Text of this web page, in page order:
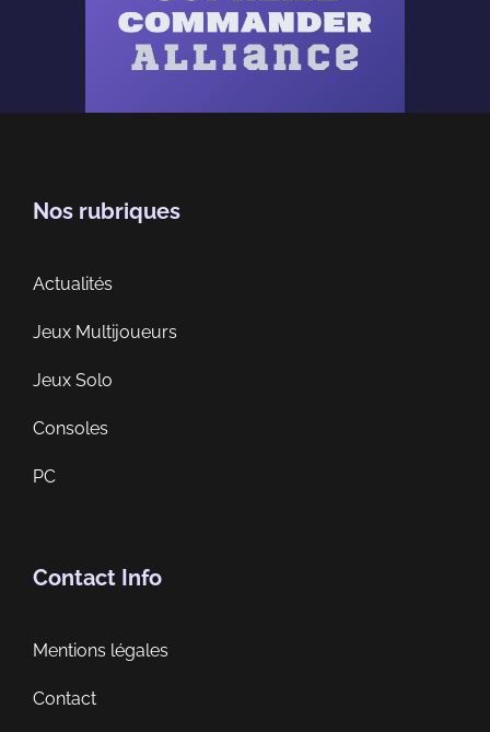
Nos rubriques
Actualités
Jeux Multijoueurs
Jeux Solo
Consoles
PC
Contact Info
Mentions légales
Contact